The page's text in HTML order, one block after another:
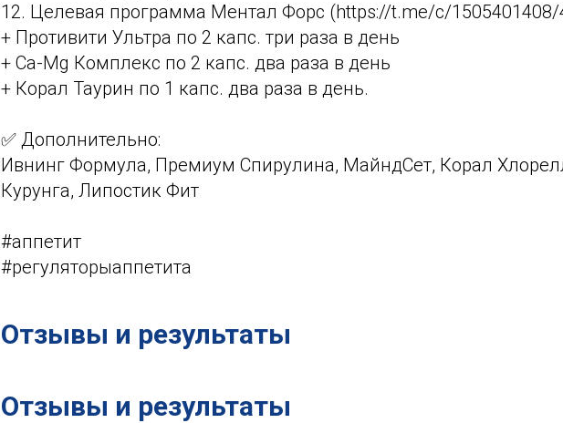
12. Целевая программа Ментал Форс (https://t.me/c/1505401408/
+ Противити Ультра по 2 капс. три раза в день
+ Ca-Mg Комплекс по 2 капс. два раза в день
+ Корал Таурин по 1 капс. два раза в день.
✅ Дополнительно:
Ивнинг Формула, Премиум Спирулина, МайндСет, Корал
Курунга, Липостик Фит
#аппетит
#регуляторыаппетита
Отзывы и результаты
Отзывы и результаты